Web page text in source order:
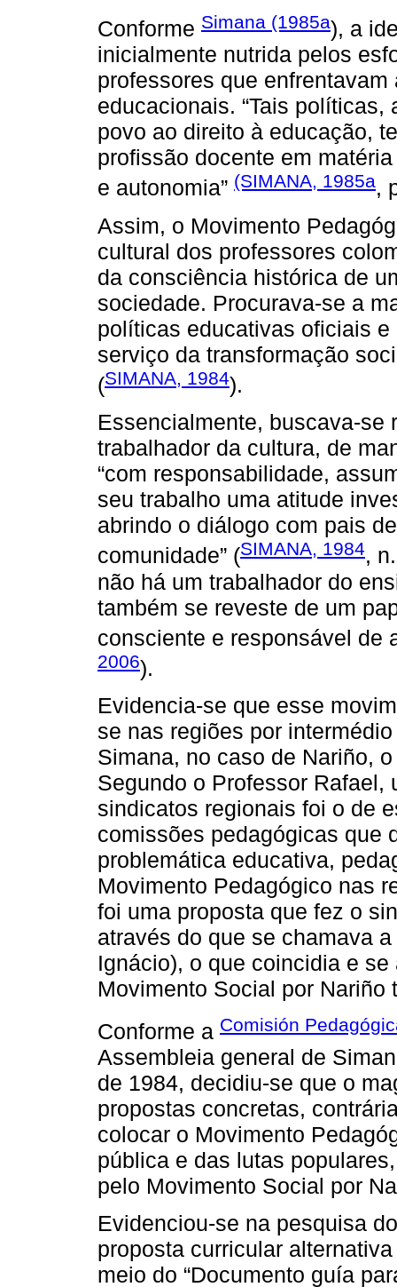
Conforme Simana (1985a), a
inicialmente nutrida pelos
professores que
educacionais. “Tais
povo ao direito à educação,
profissão docente em
e autonomia” (SIMANA, 1985a,
Assim, o Movimento
cultural dos professores
da consciência histórica de
sociedade. Procurava-se a
políticas educativas oficiais
serviço da transformação
(SIMANA, 1984).
Essencialmente, buscava-se
trabalhador da cultura, de
“com responsabilidade,
seu trabalho uma atitude
abrindo o diálogo com pais
comunidade” (SIMANA, 1984,
não há um trabalhador do
também se reveste de um
consciente e responsável de
2006).
Evidencia-se que esse
se nas regiões por
Simana, no caso de Nariño,
Segundo o Professor Rafael,
sindicatos regionais foi o de
comissões pedagógicas que
problemática educativa,
Movimento Pedagógico nas
foi uma proposta que fez o
através do que se chamava
Ignácio), o que coincidia e
Movimento Social por
Conforme a Comisión
Assembleia general de
de 1984, decidiu-se que o
propostas concretas,
colocar o Movimento
pública e das lutas
pelo Movimento Social por
Evidenciou-se na pesquisa
proposta curricular
meio do “Documento guía